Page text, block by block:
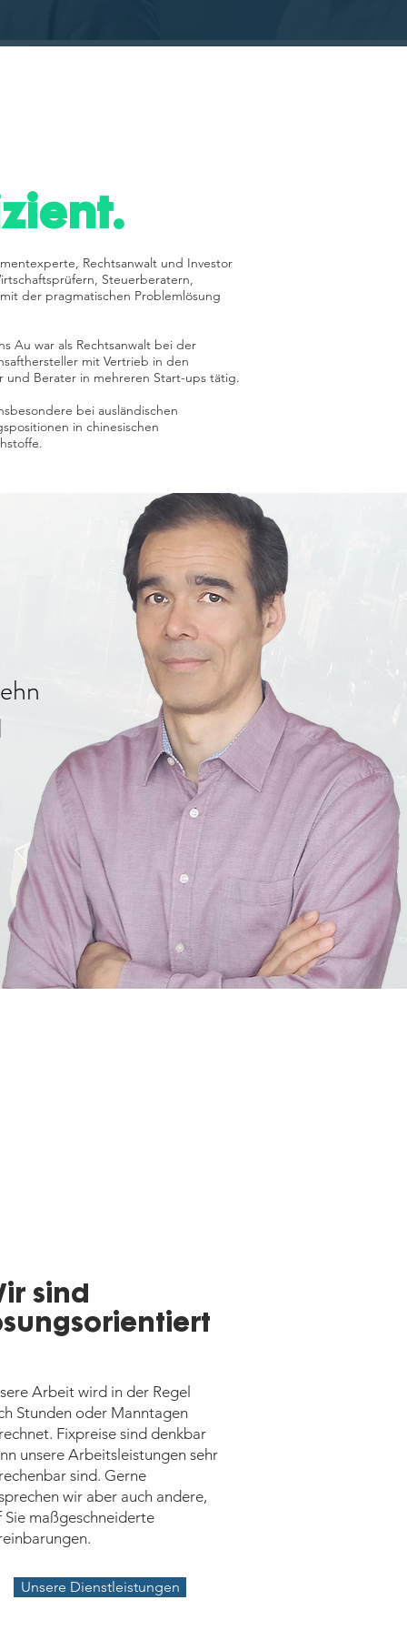
Rechtsanwalt und Investor
Steuerberatern,
der pragmatischen Problemlösung
Au war als Rechtsanwalt bei der
mit Vertrieb in den
und Berater in mehreren Start-ups tätig.
bei ausländischen
in chinesischen
sind
Arbeit wird in der Regel
Stunden oder Manntagen
Fixpreise sind denkbar
unsere Arbeitsleistungen sehr
sind. Gerne
wir aber auch andere,
Sie maßgeschneiderte
Unsere Dienstleistungen